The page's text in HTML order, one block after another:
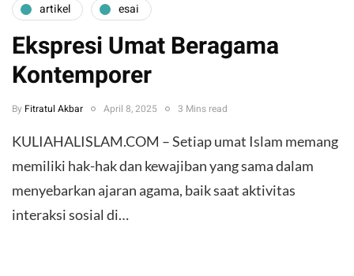
artikel esai
Ekspresi Umat Beragama
Kontemporer
By Fitratul Akbar April 8, 2025 3 Mins read
KULIAHALISLAM.COM – Setiap umat Islam memang
memiliki hak-hak dan kewajiban yang sama dalam
menyebarkan ajaran agama, baik saat aktivitas
interaksi sosial di…